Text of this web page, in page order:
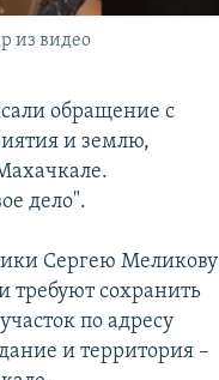
из видео
обращение с
и землю,
дело".
Сергею Меликову
требуют сохранить
по адресу
и территория –